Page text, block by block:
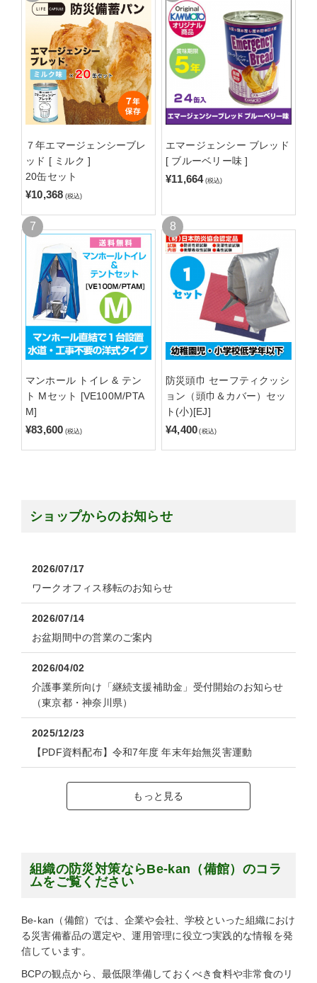
７年エマージェンシーブレ
ッド [ ミルク ]
20缶セット
¥10,368 (税込)
エマージェンシー ブレッド
[ ブルーベリー味 ]
¥11,664 (税込)
マンホール トイレ & テン
ト Mセット [VE100M/PTA
M]
¥83,600 (税込)
防災頭巾 セーフティクッシ
ョン（頭巾＆カバー）セッ
ト(小)[EJ]
¥4,400 (税込)
ショップからのお知らせ
2026/07/17
ワークオフィス移転のお知らせ
2026/07/14
お盆期間中の営業のご案内
2026/04/02
介護事業所向け「継続支援補助金」受付開始のお知らせ
（東京都・神奈川県）
2025/12/23
【PDF資料配布】令和7年度 年末年始無災害運動
もっと見る
組織の防災対策ならBe-kan（備館）のコラ
ムをご覧ください
Be-kan（備館）では、企業や会社、学校といった組織におけ
る災害備蓄品の選定や、運用管理に役立つ実践的な情報を発
信しています。
BCPの観点から、最低限準備しておくべき食料や非常食のリ